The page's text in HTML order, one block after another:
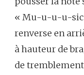
« Mu-u-u-u-sic
renverse en
àhauteur de
de